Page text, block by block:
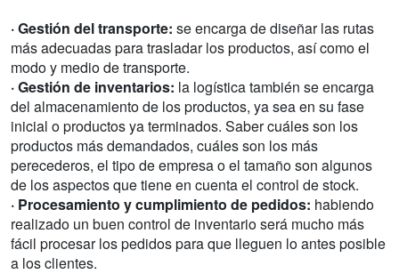
· Gestión del transporte: se encarga de diseñar las rutas
más adecuadas para trasladar los productos, así como el
modo y medio de transporte.
· Gestión de inventarios: la logística también se encarga
del almacenamiento de los productos, ya sea en su fase
inicial o productos ya terminados. Saber cuáles son los
productos más demandados, cuáles son los más
perecederos, el tipo de empresa o el tamaño son algunos
de los aspectos que tiene en cuenta el control de stock.
· Procesamiento y cumplimiento de pedidos: habiendo
realizado un buen control de inventario será mucho más
fácil procesar los pedidos para que lleguen lo antes posible
a los clientes.